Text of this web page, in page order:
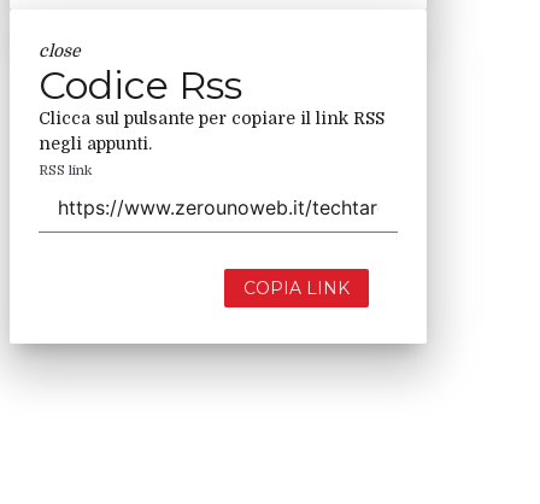
close
Codice Rss
Clicca sul pulsante per copiare il link RSS
negli appunti.
RSS link
COPIA LINK